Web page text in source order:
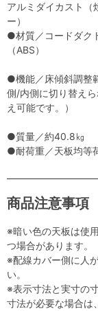
アルミダイカスト（
ー）
●材質／コードダク
（ABS）
●機能／床傾斜調整
側/内側に切り替え
え可能です。）
●質量／約40.8㎏
●耐荷重／天板均等
商品注意事項
※暗い色の天板は使
つ場合があります。
※配線カバー側に人
い。
※表示寸法と実寸の
寸法が必要な場合は